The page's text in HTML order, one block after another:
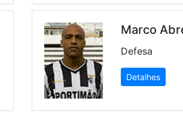
Marco
Defesa
Detalhes